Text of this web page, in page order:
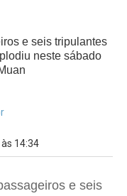
e seis tripulantes
neste sábado
14:34
e seis